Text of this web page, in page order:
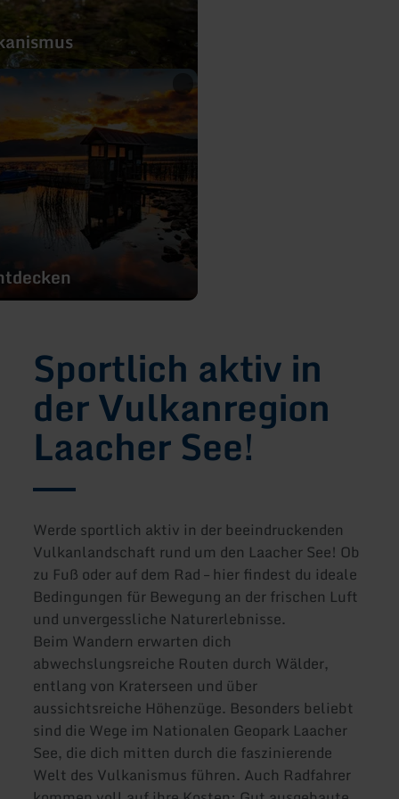
Sportlich aktiv in
der Vulkanregion
Laacher See!
Werde sportlich aktiv in der beeindruckenden
Vulkanlandschaft rund um den Laacher See! Ob
zu Fuß oder auf dem Rad – hier findest du ideale
Bedingungen für Bewegung an der frischen Luft
und unvergessliche Naturerlebnisse.
Beim Wandern erwarten dich
abwechslungsreiche Routen durch Wälder,
entlang von Kraterseen und über
aussichtsreiche Höhenzüge. Besonders beliebt
sind die Wege im Nationalen Geopark Laacher
See, die dich mitten durch die faszinierende
Welt des Vulkanismus führen. Auch Radfahrer